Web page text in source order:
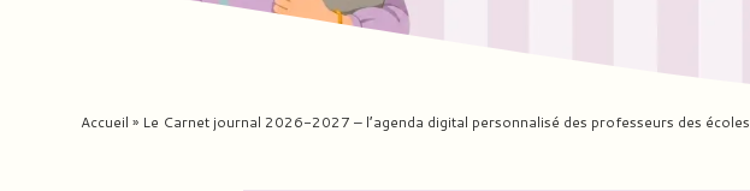
Accueil » Le Carnet journal 2026-2027 – l’agenda digital personnalisé des professeurs des écoles